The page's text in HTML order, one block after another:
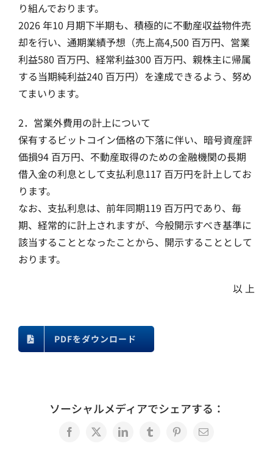
り組んでおります。
2026 年10 月期下半期も、積極的に不動産収益物件売
却を行い、通期業績予想（売上高4,500 百万円、営業
利益580 百万円、経常利益300 百万円、親株主に帰属
する当期純利益240 百万円）を達成できるよう、努め
てまいります。
2．営業外費用の計上について
保有するビットコイン価格の下落に伴い、暗号資産評
価損94 百万円、不動産取得のための金融機関の長期
借入金の利息として支払利息117 百万円を計上してお
ります。
なお、支払利息は、前年同期119 百万円であり、毎
期、経常的に計上されますが、今般開示すべき基準に
該当することとなったことから、開示することとして
おります。
以 上
PDFをダウンロード
ソーシャルメディアでシェアする：
Facebook
X LinkedInTumblrPinterest
電